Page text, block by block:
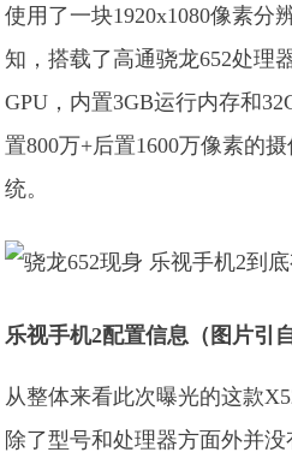
使用了一块1920x1080像素分
知，搭载了高通骁龙652处理
GPU，内置3GB运行内存和
置800万+后置1600万像素的
统。
乐视手机2配置信息（图片引
从整体来看此次曝光的这款
除了型号和处理器方面外并